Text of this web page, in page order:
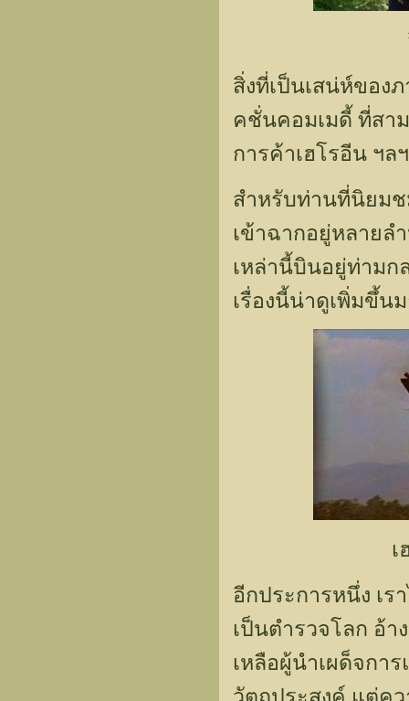
สิ่งที่เป็นเสน่ห์ของ
คชั่นคอมเมดี้ ที่สา
การค้าเฮโรอีน ฯล
สำหรับท่านที่นิยมช
เข้าฉากอยู่หลายล
เหล่านี้บินอยู่ท่ามก
เรื่องนี้น่าดูเพิ่มขึ้น
อีกประการหนึ่ง เ
เป็นตำรวจโลก อ้
เหลือผู้นำเผด็จกา